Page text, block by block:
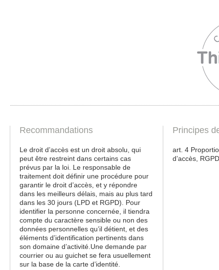
Recommandations
Le droit d’accès est un droit absolu, qui
peut être restreint dans certains cas
prévus par la loi. Le responsable de
traitement doit définir une procédure pour
garantir le droit d’accès, et y répondre
dans les meilleurs délais, mais au plus tard
dans les 30 jours (LPD et RGPD). Pour
identifier la personne concernée, il tiendra
compte du caractère sensible ou non des
données personnelles qu’il détient, et des
éléments d’identification pertinents dans
son domaine d’activité.Une demande par
courrier ou au guichet se fera usuellement
sur la base de la carte d’identité.
Principes
art. 4
d’accès, RGPD